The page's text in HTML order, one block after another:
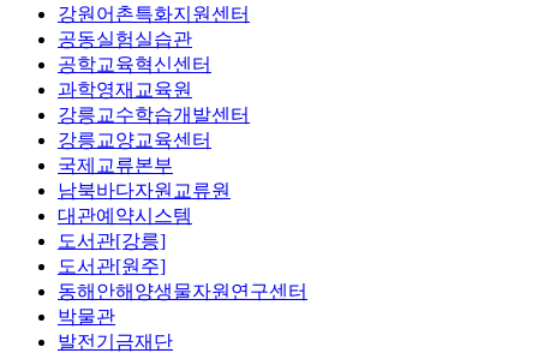
강원어촌특화지원센터
공동실험실습관
공학교육혁신센터
과학영재교육원
강릉교수학습개발센터
강릉교양교육센터
국제교류본부
남북바다자원교류원
대관예약시스템
도서관[강릉]
도서관[원주]
동해안해양생물자원연구센터
박물관
발전기금재단